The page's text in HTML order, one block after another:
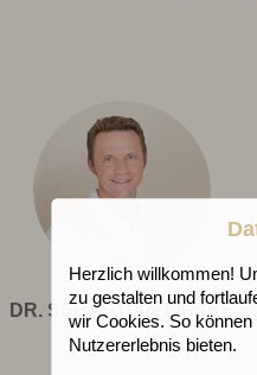
Dr.
Sebastian
Lieske
DR. SEBASTIAN LIESKE
Herzlich willkommen!
zu gestalten und
wir Cookies. So
Nutzererlebnis bieten.